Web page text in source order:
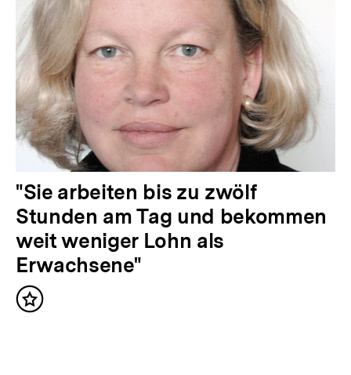
e
r
I
n
h
a
t
:
N
ä
c
h
s
t
"Sie arbeiten bis zu zwölf
Stunden am Tag und bekommen
weit weniger Lohn als
Erwachsene"
Inhalt